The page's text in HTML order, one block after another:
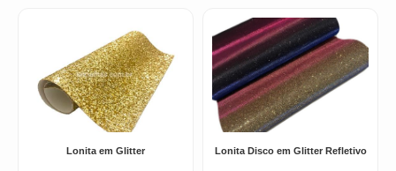
Lonita em Glitter Lonita Disco em Glitter Refletivo